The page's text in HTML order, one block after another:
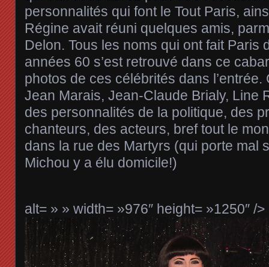
personnalités qui font le Tout Paris,
Régine avait réuni quelques amis,
Delon. Tous les noms qui ont fait Paris
années 60 s’est retrouvé dans ce
photos de ces célébrités dans
Jean Marais, Jean-Claude Brialy, Line
des personnalités de la politique, des
chanteurs, des acteurs, bref tout le
dans la rue des Martyrs (qui porte mal
Michou y a élu domicile!)
alt= » » width= »976″ height= »1250″ />